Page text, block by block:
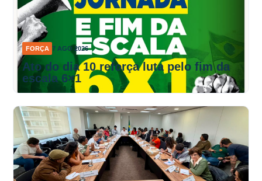
FORÇA 7 AGO 2026
Ato do dia 10 reforça luta pelo fim da
escala 6×1